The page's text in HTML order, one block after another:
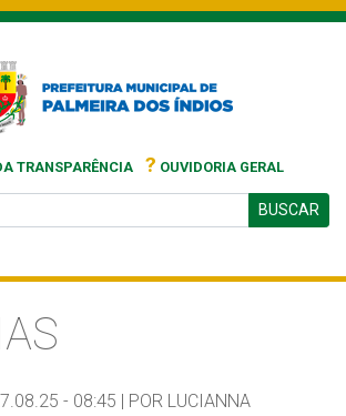
TRANSPARÊNCIA ? OUVIDORIA GERAL
BUSCAR
- 08:45 | POR LUCIANNA